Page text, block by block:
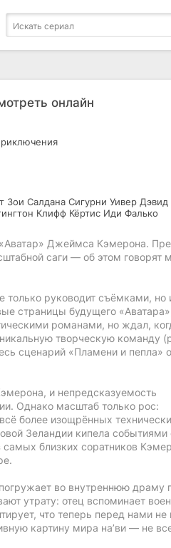
онлайн
Зои Салдана Сигурни Уивер Дэвид
Клифф Кёртис Иди Фалько
«Аватар» Джеймса Кэмерона.
саги — об этом говорят
руководит съёмками, но
страницы будущего
романами, но ждал,
творческую команду
сценарий «Пламени и пепла»
и непредсказуемость
Однако масштаб только рос:
более изощрённых
Зеландии кипела событиями
близких соратников
во внутреннюю драму
утрату: отец вспоминает
что теперь перед нами не
картину мира на’ви — не